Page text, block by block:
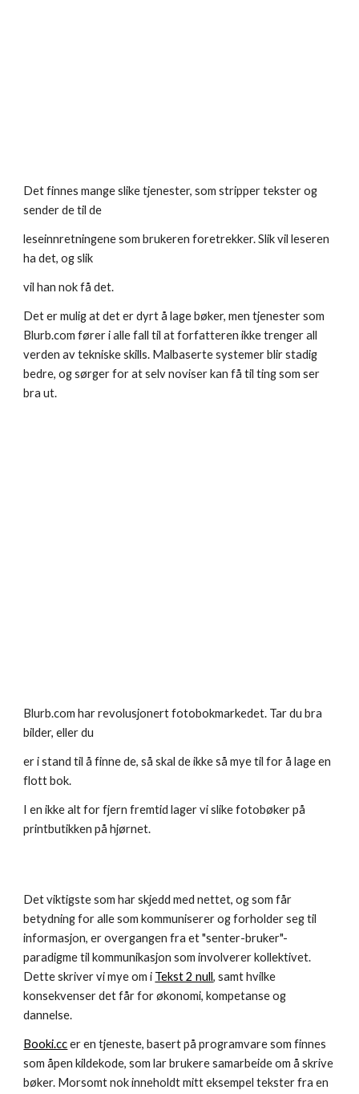
Det finnes mange slike tjenester, som stripper tekster og
sender de til de
leseinnretningene som brukeren foretrekker. Slik vil leseren
ha det, og slik
vil han nok få det.
Det er mulig at det er dyrt å lage bøker, men tjenester som
Blurb.com fører i alle fall til at forfatteren ikke trenger all
verden av tekniske skills. Malbaserte systemer blir stadig
bedre, og sørger for at selv noviser kan få til ting som ser
bra ut.
Blurb.com har revolusjonert fotobokmarkedet. Tar du bra
bilder, eller du
er i stand til å finne de, så skal de ikke så mye til for å lage en
flott bok.
I en ikke alt for fjern fremtid lager vi slike fotobøker på
printbutikken på hjørnet.
Det viktigste som har skjedd med nettet, og som får
betydning for alle som kommuniserer og forholder seg til
informasjon, er overgangen fra et "senter-bruker"-
paradigme til kommunikasjon som involverer kollektivet.
Dette skriver vi mye om i Tekst 2 null, samt hvilke
konsekvenser det får for økonomi, kompetanse og
dannelse.
Booki.cc er en tjeneste, basert på programvare som finnes
som åpen kildekode, som lar brukere samarbeide om å skrive
bøker. Morsomt nok inneholdt mitt eksempel tekster fra en